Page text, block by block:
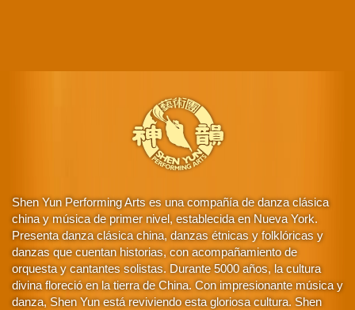
Shen Yun Performing Arts es una compañía de danza clásica
china y música de primer nivel, establecida en Nueva York.
Presenta danza clásica china, danzas étnicas y folklóricas y
danzas que cuentan historias, con acompañamiento de
orquesta y cantantes solistas. Durante 5000 años, la cultura
divina floreció en la tierra de China. Con impresionante música y
danza, Shen Yun está reviviendo esta gloriosa cultura. Shen